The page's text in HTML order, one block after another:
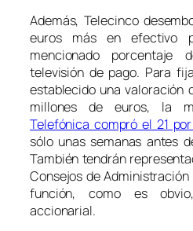
Además, Telecinco
euros más en efectivo
mencionado
televisión de pago. Para
establecido una valoración
millones de euros, la
Telefónica compró el 21
sólo unas semanas antes
También tendrán
Consejos de
función, como es
accionarial.